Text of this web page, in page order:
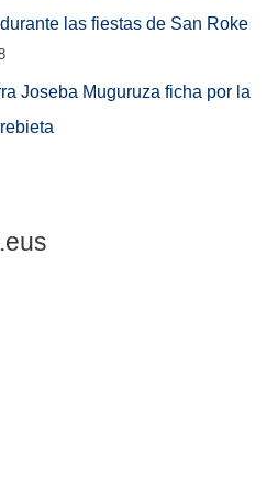
las fiestas de San Roke
Joseba Muguruza ficha por la